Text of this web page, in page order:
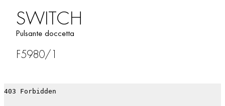
SWITCH
Pulsante doccetta
F5980/1